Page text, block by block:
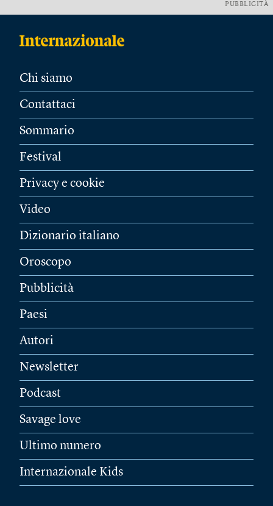
PUBBLICITÀ
Chi siamo
Contattaci
Sommario
Festival
Privacy e cookie
Video
Dizionario italiano
Oroscopo
Pubblicità
Paesi
Autori
Newsletter
Podcast
Savage love
Ultimo numero
Internazionale Kids